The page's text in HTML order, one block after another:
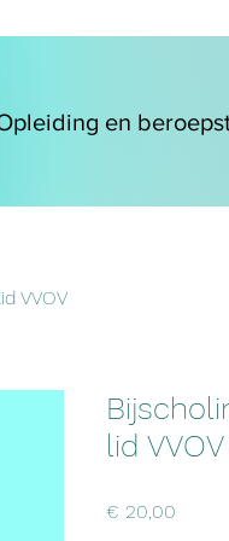
en
VVOV
lid VVOV
€ 20,00